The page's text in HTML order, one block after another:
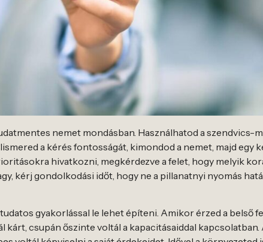
nemet mondásban. Használhatod a szendvics-
a kérés fontosságát, kimondod a nemet, majd egy
hivatkozni, megkérdezve a felet, hogy melyik
kérj gondolkodási időt, hogy ne a pillanatnyi nyomás
gyakorlással le lehet építeni. Amikor érzed a belső
kárt, csupán őszinte voltál a kapacitásaiddal